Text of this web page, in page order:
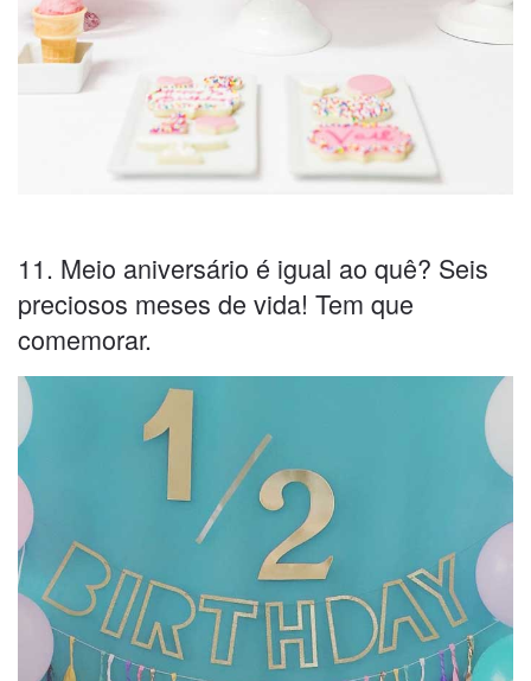
11. Meio aniversário é igual ao quê? Seis
preciosos meses de vida! Tem que
comemorar.